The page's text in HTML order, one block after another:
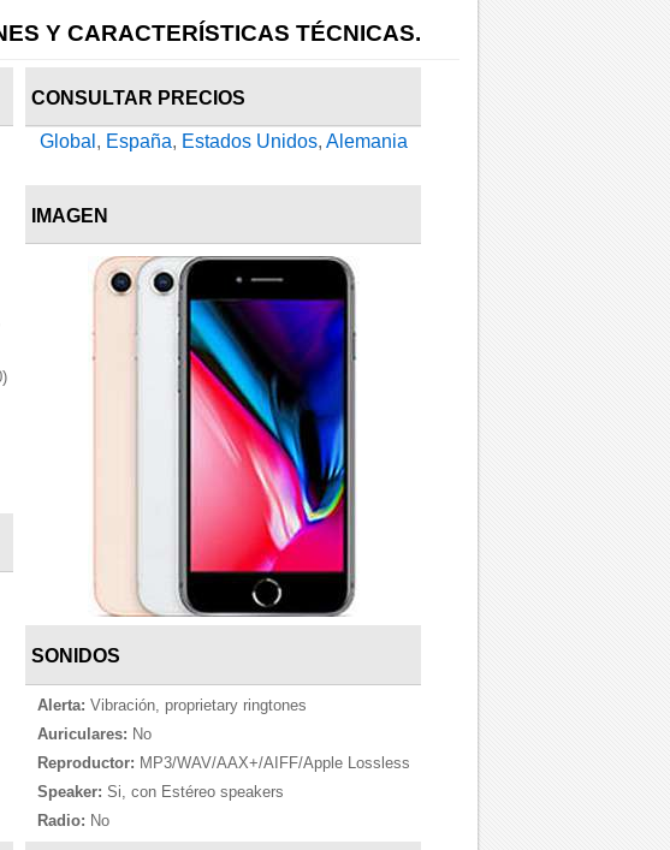
Y CARACTERÍSTICAS TÉCNICAS.
CONSULTAR PRECIOS
Global , España, Estados Unidos, Alemania
IMAGEN
SONIDOS
Alerta: Vibración, proprietary ringtones
Auriculares: No
Reproductor: MP3/WAV/AAX+/AIFF/Apple Lossless
Speaker: Si, con Estéreo speakers
Radio: No